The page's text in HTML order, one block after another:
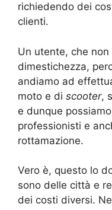
richiedendo dei
clienti.
Un utente, che
dimestichezza,
andiamo ad
moto e di scooter,
e dunque
professionisti e
rottamazione.
Vero è, questo lo
sono delle città e
dei costi diversi.